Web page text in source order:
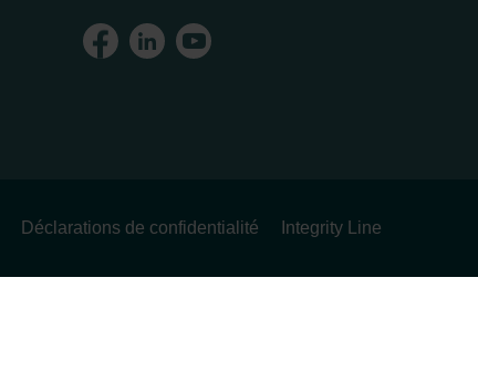
Déclarations de confidentialité Integrity Line